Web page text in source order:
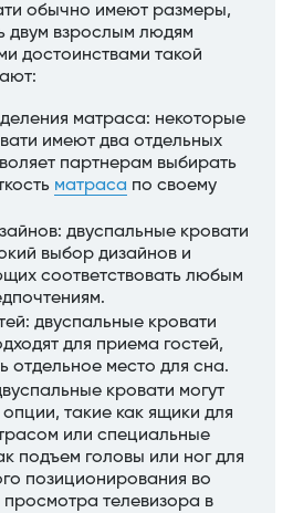
обычно имеют размеры,
двум взрослым людям
достоинствами такой
матраса: некоторые
имеют два отдельных
партнерам выбирать
матраса по своему
двуспальные кровати
выбор дизайнов и
соответствовать любым
двуспальные кровати
для приема гостей,
отдельное место для сна.
кровати могут
такие как ящики для
или специальные
подъем головы или ног для
позиционирования во
просмотра телевизора в